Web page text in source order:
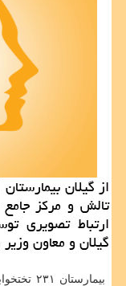
تالش و مركز
ارتباط تصویری
گیلان و معاون